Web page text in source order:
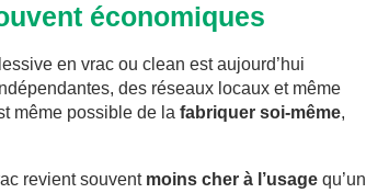
économiques
en vrac ou clean est aujourd’hui
des réseaux locaux et même
même possible de la fabriquer soi-même,
revient souvent moins cher à l’usage qu’un